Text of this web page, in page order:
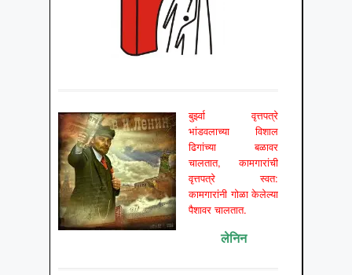
बुर्झ्वा वृत्तपत्रे
भांडवलाच्या विशाल
ढिगांच्या बळावर
चालतात, कामगारांची
वृत्तपत्रे स्वत:
कामगारांनी गोळा केलेल्या
पैशावर चालतात.
लेनिन